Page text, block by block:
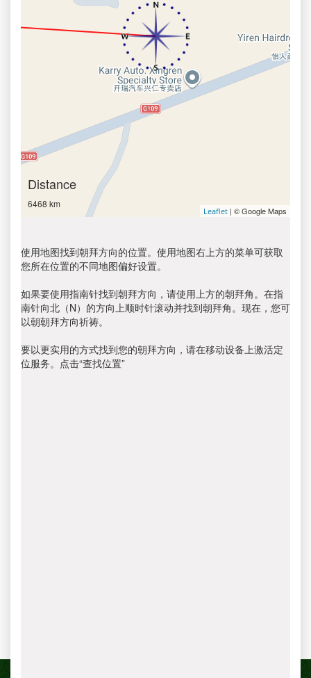
Distance
6468 km
Leaflet | © Google Maps
使用地图找到朝拜方向的位置。使用地图右上方的菜单可获取
您所在位置的不同地图偏好设置。
如果要使用指南针找到朝拜方向，请使用上方的朝拜角。在指
南针向北（N）的方向上顺时针滚动并找到朝拜角。现在，您可
以朝朝拜方向祈祷。
要以更实用的方式找到您的朝拜方向，请在移动设备上激活定
位服务。点击“查找位置”